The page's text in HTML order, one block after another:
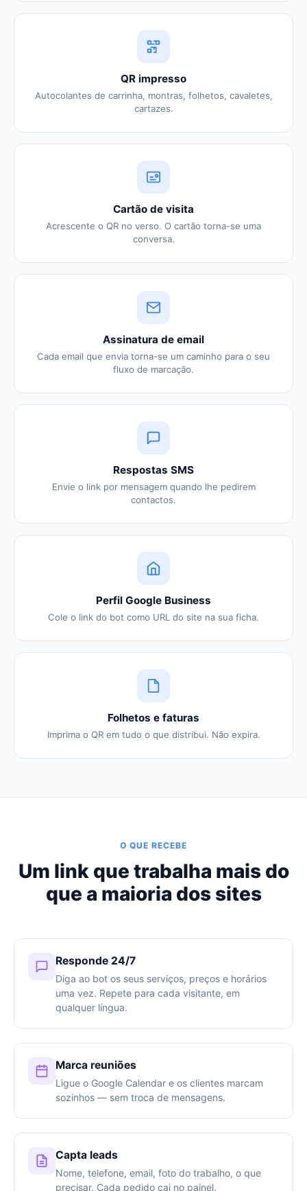
QR impresso
Autocolantes de carrinha, montras, folhetos, cavaletes,
cartazes.
Cartão de visita
Acrescente o QR no verso. O cartão torna-se uma
conversa.
Assinatura de email
Cada email que envia torna-se um caminho para o seu
fluxo de marcação.
Respostas SMS
Envie o link por mensagem quando lhe pedirem
contactos.
Perfil Google Business
Cole o link do bot como URL do site na sua ficha.
Folhetos e faturas
Imprima o QR em tudo o que distribui. Não expira.
O QUE RECEBE
Um link que trabalha mais do
que a maioria dos sites
Responde 24/7
Diga ao bot os seus serviços, preços e horários
uma vez. Repete para cada visitante, em
qualquer língua.
Marca reuniões
Ligue o Google Calendar e os clientes marcam
sozinhos — sem troca de mensagens.
Capta leads
Nome, telefone, email, foto do trabalho, o que
precisar. Cada pedido cai no painel.